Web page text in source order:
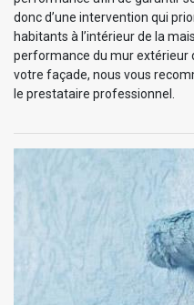
donc d’une intervention qui
habitants à l’intérieur de la
performance du mur extérieur
votre façade, nous vous
le prestataire professionnel.